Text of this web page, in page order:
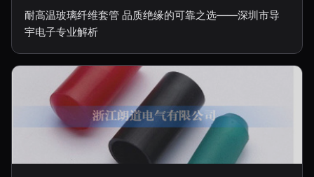
耐高温玻璃纤维套管 品质绝缘的可靠之选——深圳市导
宇电子专业解析